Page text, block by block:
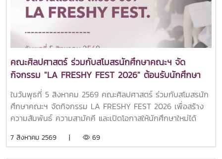
คณะศิลปศาสตร์ได้แนะนำหลักสูตรระดับปริญญาตรีทั้ง 6
หลักสูตร ได้แก่สาขาวิชานิเทศศาสตร์บูรณาการสาขาวิชาภาษา
อังกฤษสาขาวิชานวัตกรรมสังคมสาขาวิชาภาษาไทยสำหรับชาว
ต่างประเทศสาขาวิชาภาษาจีนเพื่อการสื่อสาร (หลักสูตรใหม่)สาขา
วิชาวิทยาศาสตร์การกีฬาและการออกกำลังกาย (หลักสูตร
ใหม่)บรรยากาศการศึกษาดูงานเป็นไปอย่างอบอุ่นและเป็นกันเอง
นักเรียนได้ร่วมรับฟังข้อมูลหลักสูตร แลกเปลี่ยนประสบการณ์กับ
คณาจารย์ และเยี่ยมชมสิ่งอำนวยความสะดวกของคณะ เพื่อ
เตรียมความพร้อมในการวางแผนศึกษาต่อและค้นหาเส้นทางการ
เรียนที่เหมาะสมกับตนเอง.
คณะศิลปศาสตร์ ร่วมกับสโมสรนักศึกษาคณะฯ จัด
กิจกรรม "LA FRESHY FEST 2026" ต้อนรับนักศึกษา
ใหม่อย่างอบอุ่น
ในวันพุธที่ 5 สิงหาคม 2569 คณะศิลปศาสตร์ ร่วมกับสโมสรนัก
ศึกษาคณะฯ จัดกิจกรรม LA FRESHY FEST 2026 เพื่อสร้าง
ความสัมพันธ์ ความสามัคคี และเปิดโอกาสให้นักศึกษาใหม่ได้
แสดงจากตัวแทนนักศึกษาชั้นปีที่ 1 ของแต่ละสาขาวิชา ท่ามกลาง
7 สิงหาคม 2569 | 69